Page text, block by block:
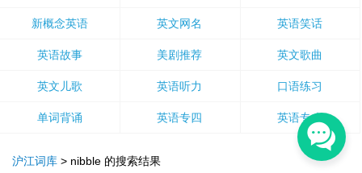
新概念英语 英文网名 英语笑话
英语故事 美剧推荐 英文歌曲
英文儿歌 英语听力 口语练习
单词背诵 英语专四 英语专八
沪江词库 > nibble 的搜索结果